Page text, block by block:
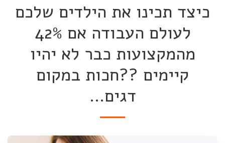
כיצד תכינו את הילדים שלכם
לעולם העבודה אם 42%
מהמקצועות כבר לא יהיו
קיימים ??חכות במקום
דגים...